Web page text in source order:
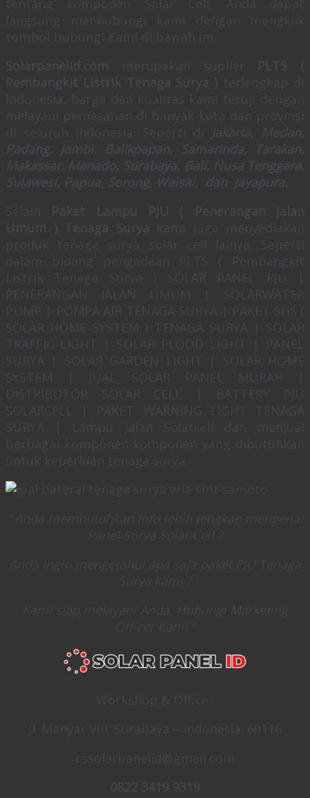
tentang komponen Solar Cell, Anda dapat
langsung menhubungi kami dengan mengklik
tombol Hubungi Kami di bawah ini.
Solarpanelid.com merupakan suplier PLTS (
Pembangkit Listrik Tenaga Surya ) terlengkap di
Indonesia, harga dan kualitas kami teruji dengan
melayani pemesanan di banyak kota dan provinsi
di seluruh Indonesia. Seperti di Jakarta, Medan,
Padang, Jambi, Balikpapan, Samarinda, Tarakan,
Makassar, Manado, Surabaya, Bali, Nusa Tenggara,
Sulawesi, Papua, Sorong, Waisai, dan Jayapura.
Selain Paket Lampu PJU ( Penerangan Jalan
Umum ) Tenaga Surya kami juga menyediakan
produk tenaga surya solar cell lainya. Seperti
dalam bidang pengadaan PLTS ( Pembangkit
Listrik Tenaga Surya ) SOLAR PANEL PJU |
PENERANGAN JALAN UMUM | SOLARWATER
PUMP | POMPA AIR TENAGA SURYA | PAKET SHS (
SOLAR HOME SYSTEM ) TENAGA SURYA | SOLAR
TRAFFIC LIGHT | SOLAR FLOOD LIGHT | PANEL
SURYA | SOLAR GARDEN LIGHT | SOLAR HOME
SYSTEM | JUAL SOLAR PANEL MURAH |
DISTRIBUTOR SOLAR CELL | BATTERY PJU
SOLARCELL | PAKET WARNING LIGHT TENAGA
SURYA | Lampu Jalan Solarcell dan menjual
berbagai komponen-komponen yang dibutuhkan
untuk keperluan tenaga surya.
” Anda membutuhkan Info lebih lengkap mengenai
Panel Surya Solar Cell ?
Anda ingin mengetahui apa saja paket PJU Tenaga
Surya kami ?
Kami siap melayani Anda, Hubungi Marketing
Officer Kami “
Workshop & Office :
Jl. Manyar VIII, Surabaya – Indonesia. 60116
cssolarpanelid@gmail.com
0822 3419 9319